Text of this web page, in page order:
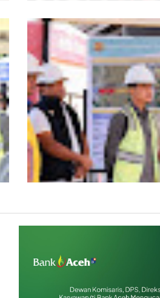
HUT ke-53 Bank Aceh:
Memperkuat Amanah,
Keberkahan Bagi Aceh
Kunjungi Aceh, Pastikan
Pascabencana